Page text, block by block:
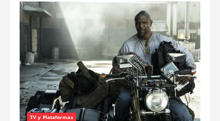
Celebrarán
el
Día
del
Orgullo
Zombie
con
un
maratón
de
“Tales
of
the
walking
dead”
TV y Plataformas